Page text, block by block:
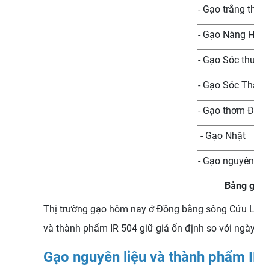
- Gạo trắng
- Gạo Nàng
- Gạo Sóc
- Gạo Sóc
- Gạo thơm
- Gạo Nhật
- Gạo
Bảng
Thị trường gạo hôm nay ở Đồng bằng sông Cửu
và thành phẩm IR 504 giữ giá ổn định so với
Gạo nguyên liệu và thành phẩm